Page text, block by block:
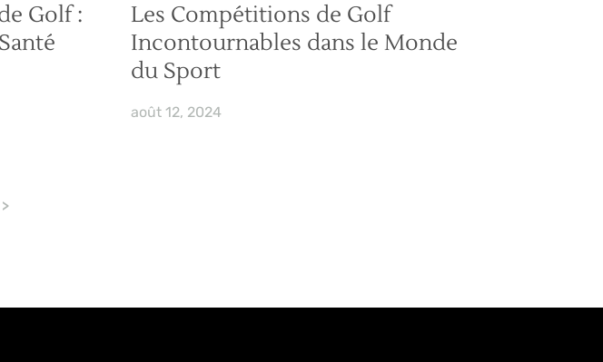
Golf :
Les Compétitions de Golf
Incontournables dans le Monde
du Sport
août 12, 2024
>